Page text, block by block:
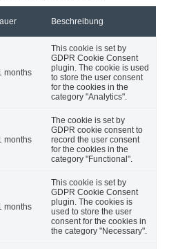
Beschreibung
months
This cookie is set by
GDPR Cookie Consent
plugin. The cookie is used
to store the user consent
for the cookies in the
category "Analytics".
months
The cookie is set by
GDPR cookie consent to
record the user consent
for the cookies in the
category "Functional".
months
This cookie is set by
GDPR Cookie Consent
plugin. The cookies is
used to store the user
consent for the cookies in
the category "Necessary".